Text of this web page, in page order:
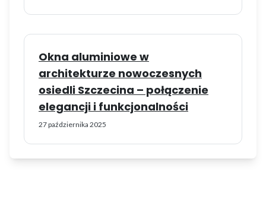
Okna aluminiowe w
architekturze nowoczesnych
osiedli Szczecina – połączenie
elegancji i funkcjonalności
27 października 2025